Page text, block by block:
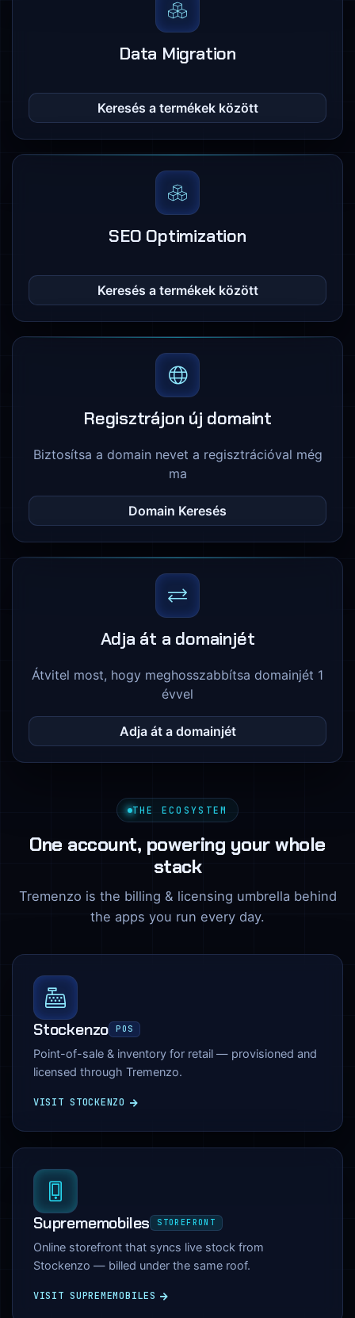
Data Migration
Keresés a termékek között
SEO Optimization
Keresés a termékek között
Regisztrájon új domaint
Biztosítsa a domain nevet a regisztrációval még
ma
Domain Keresés
Adja át a domainjét
Átvitel most, hogy meghosszabbítsa domainjét 1
évvel
Adja át a domainjét
THE ECOSYSTEM
One account, powering your whole
stack
Tremenzo is the billing & licensing umbrella behind
the apps you run every day.
Stockenzo POS
Point-of-sale & inventory for retail — provisioned and
licensed through Tremenzo.
VISIT STOCKENZO
Suprememobiles STOREFRONT
Online storefront that syncs live stock from
Stockenzo — billed under the same roof.
VISIT SUPREMEMOBILES